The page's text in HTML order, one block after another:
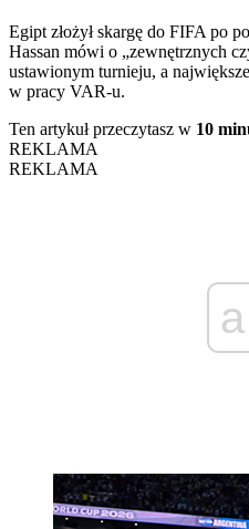
Egipt złożył skargę do FIFA po
Hassan mówi o „zewnętrznych
ustawionym turnieju, a
w pracy VAR-u.
Ten artykuł przeczytasz w 10
REKLAMA
REKLAMA